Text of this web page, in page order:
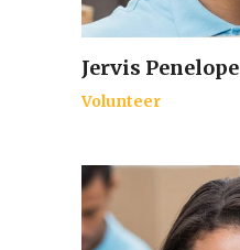
Jervis Penelope
Volunteer